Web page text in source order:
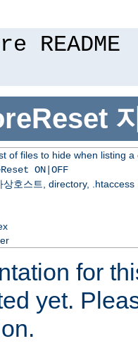
of files to hide when listing a
ON|OFF
상호스트, directory, .htaccess
for
yet.